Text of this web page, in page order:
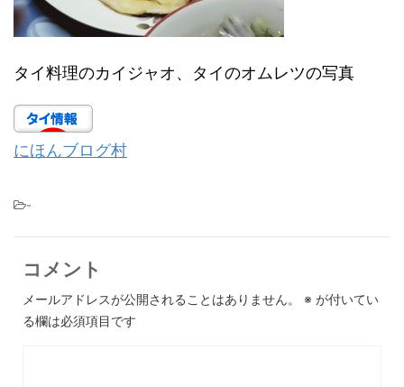
タイ料理のカイジャオ、タイのオムレツの写真
にほんブログ村
-
コメント
メールアドレスが公開されることはありません。 ※ が付いてい
る欄は必須項目です